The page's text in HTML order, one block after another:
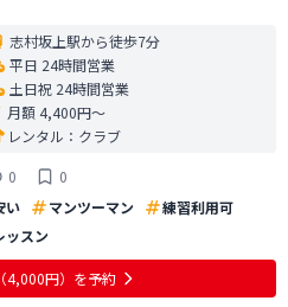
志村坂上駅から徒歩7分
平日 24時間営業
土日祝 24時間営業
月額 4,400円〜
レンタル： クラブ
0
0
い マンツーマン
練習利用可
ッスン
（4,000円） を予約